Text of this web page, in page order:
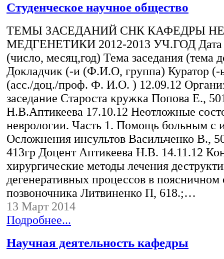
Студенческое научное общество
ТЕМЫ ЗАСЕДАНИЙ СНК КАФЕДРЫ
МЕДГЕНЕТИКИ 2012-2013 УЧ.ГОД Дата
(число, месяц,год) Тема заседания (тема
Докладчик (-и (Ф.И.О, группа) Куратор (-
(асс./доц./проф. Ф. И.О. ) 12.09.12
заседание Староста кружка Попова Е.,
Н.В.Аптикеева 17.10.12 Неотложные
неврологии. Часть 1. Помощь больным с
Осложнения инсультов Васильченко В.,
413гр Доцент Аптикеева Н.В. 14.11.12
хирургические методы лечения
дегенеративных процессов в поясничном
позвоночника Литвиненко П, 618.;…
13 Март 2014
Подробнее...
Научная деятельность кафедры